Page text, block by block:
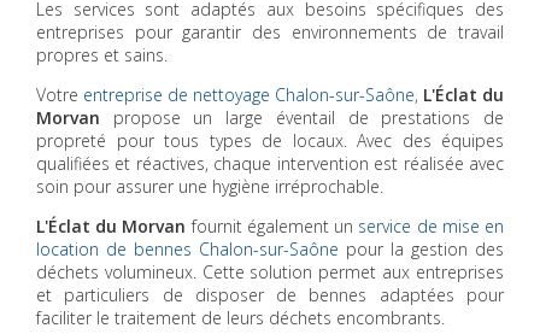
Les services sont adaptés aux besoins spécifiques des
entreprises pour garantir des environnements de travail
propres et sains.
Votre entreprise de nettoyage Chalon-sur-Saône, L'Éclat du
Morvan propose un large éventail de prestations de
propreté pour tous types de locaux. Avec des équipes
qualifiées et réactives, chaque intervention est réalisée avec
soin pour assurer une hygiène irréprochable.
L'Éclat du Morvan fournit également un service de mise en
location de bennes Chalon-sur-Saône pour la gestion des
déchets volumineux. Cette solution permet aux entreprises
et particuliers de disposer de bennes adaptées pour
faciliter le traitement de leurs déchets encombrants.